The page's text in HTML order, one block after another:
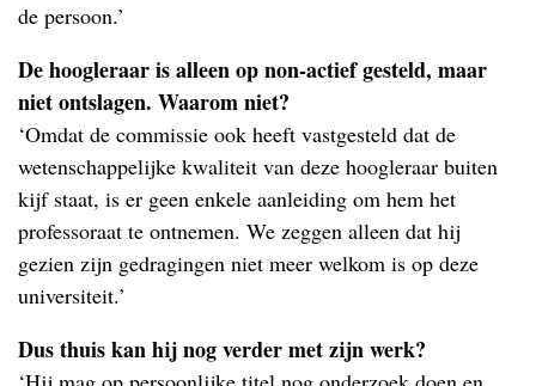
de persoon.’
De hoogleraar is alleen op non-actief gesteld, maar
niet ontslagen. Waarom niet?
‘Omdat de commissie ook heeft vastgesteld dat de
wetenschappelijke kwaliteit van deze hoogleraar buiten
kijf staat, is er geen enkele aanleiding om hem het
professoraat te ontnemen. We zeggen alleen dat hij
gezien zijn gedragingen niet meer welkom is op deze
universiteit.’
Dus thuis kan hij nog verder met zijn werk?